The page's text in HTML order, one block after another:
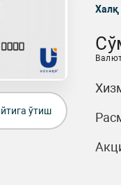
Халқ
ўтиш